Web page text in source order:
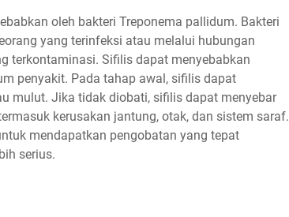
oleh bakteri Treponema pallidum. Bakteri
yang terinfeksi atau melalui hubungan
terkontaminasi. Sifilis dapat menyebabkan
penyakit. Pada tahap awal, sifilis dapat
mulut. Jika tidak diobati, sifilis dapat menyebar
kerusakan jantung, otak, dan sistem saraf.
mendapatkan pengobatan yang tepat
serius.